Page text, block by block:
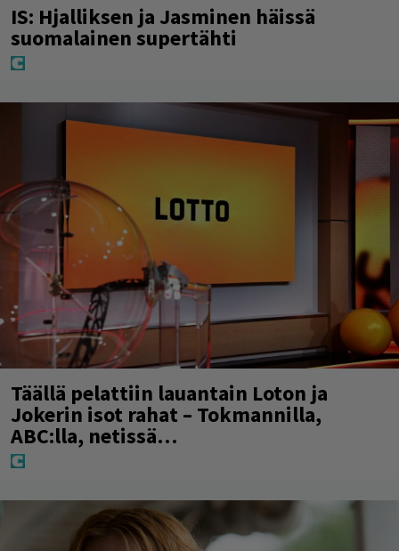
IS: Hjalliksen ja Jasminen häissä
suomalainen supertähti
Täällä pelattiin lauantain Loton ja
Jokerin isot rahat – Tokmannilla,
ABC:lla, netissä…